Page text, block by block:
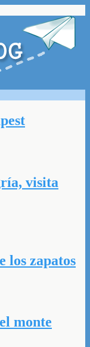
visita
los zapatos
monte